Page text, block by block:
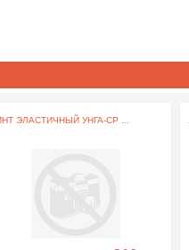
ЭЛАСТИЧНЫЙ УНГА-СР ...